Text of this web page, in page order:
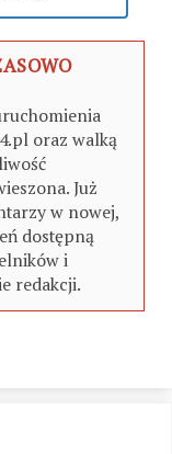
oraz walką
Już
w nowej,
dostępną
i
redakcji.